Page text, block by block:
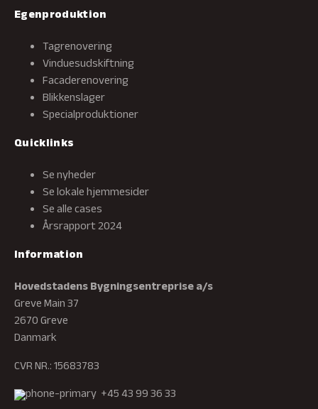
Egenproduktion
Tagrenovering
Vinduesudskiftning
Facaderenovering
Blikkenslager
Specialproduktioner
Quicklinks
Se nyheder
Se lokale hjemmesider
Se alle cases
Årsrapport 2024
Information
Hovedstadens Bygningsentreprise a/s
Greve Main 37
2670 Greve
Danmark
CVR NR.: 15683783
+45 43 99 36 33